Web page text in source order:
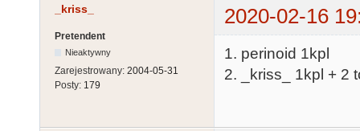
_kriss_ 2020-02-16
Pretendent
Nieaktywny
Zarejestrowany: 2004-05-31
Posty: 179
1. perinoid 1kpl
2. _kriss_ 1kpl + 2